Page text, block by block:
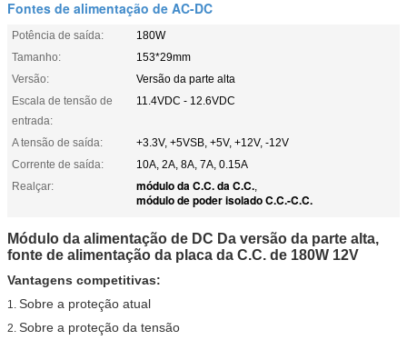
Fontes de alimentação de AC-DC
Potência de saída:
180W
Tamanho:
153*29mm
Versão:
Versão da parte alta
Escala de tensão de
entrada:
11.4VDC - 12.6VDC
A tensão de saída:
+3.3V, +5VSB, +5V, +12V, -12V
Corrente de saída:
10A, 2A, 8A, 7A, 0.15A
Realçar:
módulo da C.C. da C.C.,
módulo de poder isolado C.C.-C.C.
Módulo da alimentação de DC Da versão da parte alta,
fonte de alimentação da placa da C.C. de 180W 12V
Vantagens competitivas:
1. Sobre a proteção atual
2. Sobre a proteção da tensão